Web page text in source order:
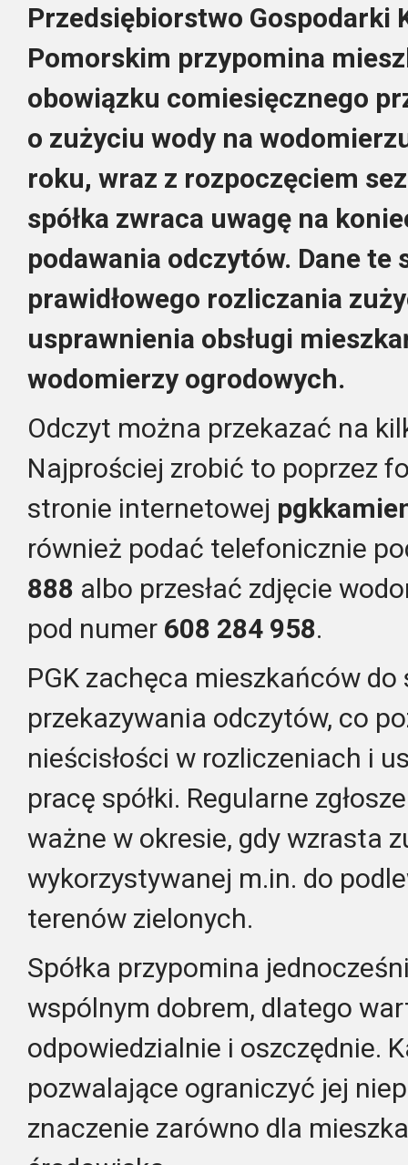
Przedsiębiorstwo Gospodarki
Pomorskim przypomina
obowiązku comiesięcznego
o zużyciu wody na
roku, wraz z rozpoczęciem
spółka zwraca uwagę na
podawania odczytów. Dane te
prawidłowego rozliczania
usprawnienia obsługi
wodomierzy ogrodowych.
Odczyt można przekazać na
Najprościej zrobić to poprzez
stronie internetowej
również podać telefonicznie
888 albo przesłać zdjęcie
pod numer 608 284 958.
PGK zachęca mieszkańców
przekazywania odczytów, co
nieścisłości w rozliczeniach i
pracę spółki. Regularne
ważne w okresie, gdy wzrasta
wykorzystywanej m.in. do
terenów zielonych.
Spółka przypomina
wspólnym dobrem, dlatego
odpowiedzialnie i oszczędnie.
pozwalające ograniczyć jej
znaczenie zarówno dla